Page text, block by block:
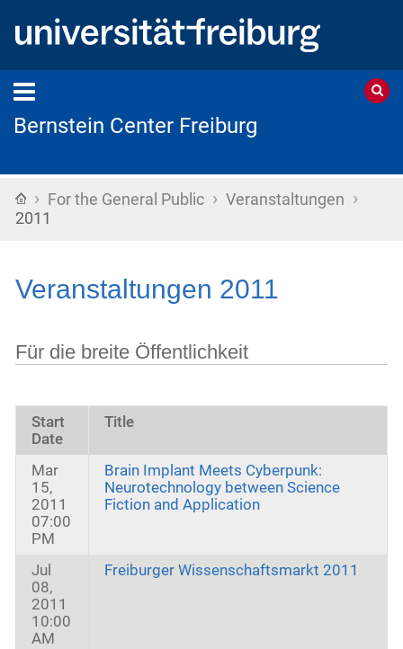
Bernstein Center Freiburg
Home
› For the General Public › Veranstaltungen ›
2011
Veranstaltungen 2011
Für die breite Öffentlichkeit
Start
Date
Title
Mar
15,
2011
07:00
PM
Brain Implant Meets Cyberpunk:
Neurotechnology between Science
Fiction and Application
Jul
08,
2011
10:00
AM
Freiburger Wissenschaftsmarkt 2011